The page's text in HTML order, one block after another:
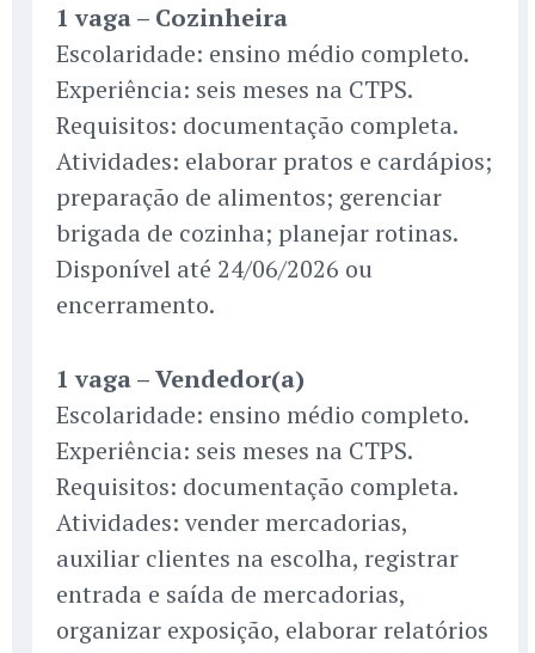
1 vaga – Cozinheira
Escolaridade: ensino médio completo.
Experiência: seis meses na CTPS.
Requisitos: documentação completa.
Atividades: elaborar pratos e cardápios;
preparação de alimentos; gerenciar
brigada de cozinha; planejar rotinas.
Disponível até 24/06/2026 ou
encerramento.
1 vaga – Vendedor(a)
Escolaridade: ensino médio completo.
Experiência: seis meses na CTPS.
Requisitos: documentação completa.
Atividades: vender mercadorias,
auxiliar clientes na escolha, registrar
entrada e saída de mercadorias,
organizar exposição, elaborar relatórios